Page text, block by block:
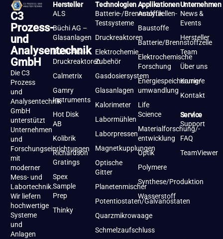
C3
Prozess-
und
Analysentechnik
GmbH
Die C3
Prozess
und
Analysentechnik
GmbH
unterstützt
Unternehmen
und
Forschungseinrichtungen
mit
moderner
Mess- und
Labortechnik.
Wir liefern
hochwertige
Systeme
und
Anlagen
Hersteller
ALS
Büchi AG –
Glasanlagen
Büchi AG –
Druckreaktoren
Calmetrix
Gamry
Instruments
Hot Disk
AB
Kolibrik
Richardson
Gratings
Spex
Sample
Prep
Thinky
Technologien
Batterie-/Brennstoffzellen-
Testsysteme
Druckreaktoren
Elektrochemie
Zubehör
Gasdosiersystem
Glasanlagen
Kalorimeter
Labormühlen
Laborpressen
Magnetkupplungen
Optische
Gitter
Planetenmischer
Potentiostaten/Galvanostaten
Quarzmikrowaage
Schmelzaufschluss
Applikationen
Analytik
Baustoffe
Batterie/Brennstoffzelle
Elektrochemische
Forschung
Energiespeicherung/-
umwandlung
Life
Science
Materialforschung/-
entwicklung
Optik
Polymere
Synthese/Produktion
Wasserstoff
Unternehmen
News &
Events
Hersteller
Team
Über uns
Karriere
Kontakt
Service
Support
FAQ
TeamViewer